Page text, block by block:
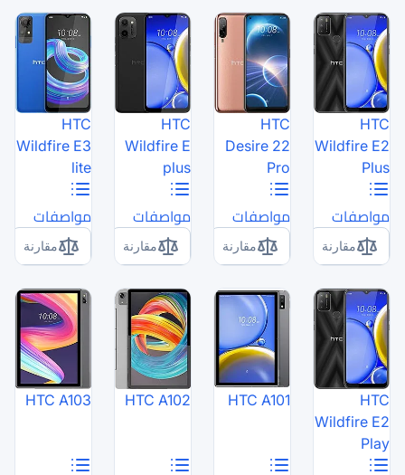
HTC
Wildfire E
plus
مواصفات
مقارنة
HTC
Wildfire E3
lite
مواصفات
مقارنة
HTC A102
HTC A103